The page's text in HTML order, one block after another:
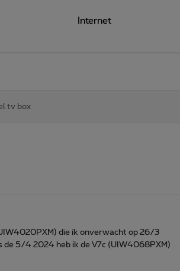
Internet
tv box
die ik onverwacht op 26/3
de 5/4 2024 heb ik de V7c (UIW4068PXM)